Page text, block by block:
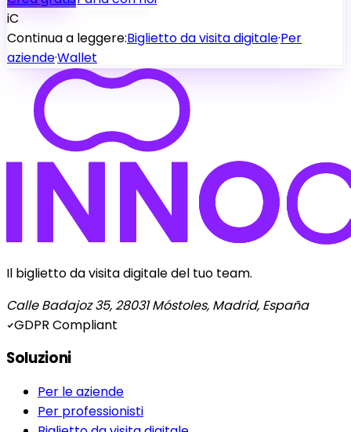
iC
Continua a leggere:Biglietto da visita digitale·Per
aziende·Wallet
Il biglietto da visita digitale del tuo team.
Calle Badajoz 35, 28031 Móstoles, Madrid, España
GDPR Compliant
Soluzioni
Per le aziende
Per professionisti